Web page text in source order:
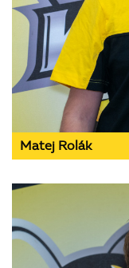
Matej Rolák